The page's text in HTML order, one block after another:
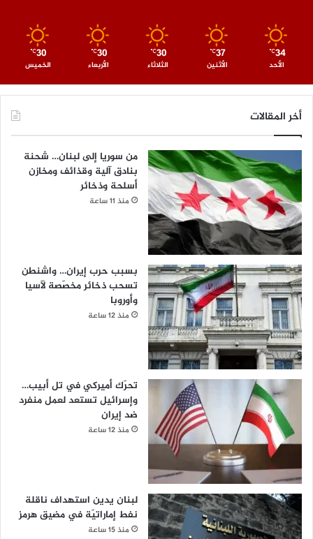
34
℃
الأحد
37
℃
الأثنين
30
℃
الثلاثاء
30
℃
الأربعاء
30
℃
الخميس
أخر المقالات
من سوريا إلى لبنان… شحنة
بنادق آلية وقذائف ومخازن
أسلحة وذخائر
منذ 11 ساعة
بسبب حرب إيران… واشنطن
تسحب ذخائر مخصّصة لآسيا
وأوروبا
منذ 12 ساعة
تحرّك أميركي في تل أبيب…
وإسرائيل تستعد لعمل منفرد
ضد إيران
منذ 12 ساعة
لبنان يدين استهداف ناقلة
نفط إماراتيّة في مضيق هرمز
منذ 15 ساعة